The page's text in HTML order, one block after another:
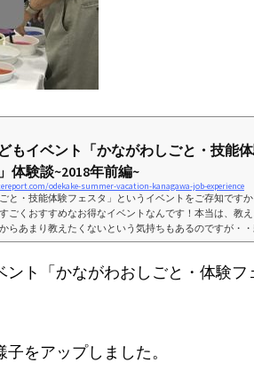
もイベント「かながわしごと・技能
体験談~2018年前編~
odekake-summer-vacation-kanagawa-job-experience
ごと・技能体験フェスタ」というイベントをご存知ですか
ごくおすすめなお得なイベントなんです！本当は、教え
らあまり教えたくないという気持ちもあるのですが・
い体験ができるイベントで、いろいろな方にも味わっ
参加してみてくださいね。 どんなイベントなの？！こ
ント「かながわおしごと・体験フ
をアップしました。